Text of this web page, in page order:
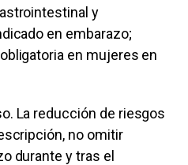
y
en embarazo;
en mujeres en
La reducción de riesgos
no omitir
durante y tras el